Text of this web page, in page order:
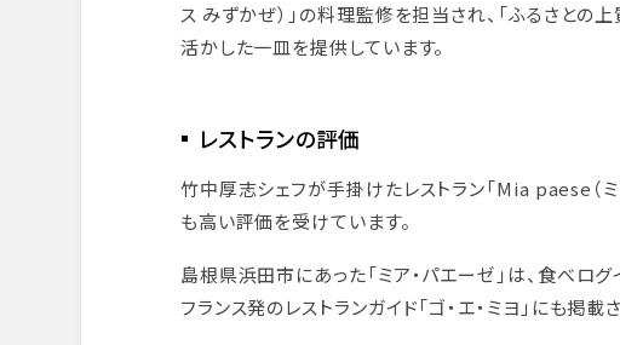
ス みずかぜ）」の料理監修を担当され、「ふるさとの
活かした一皿を提供しています。
レストランの評価
竹中厚志シェフが手掛けたレストラン「Mia paese（ミ
も高い評価を受けています。
島根県浜田市にあった「ミア・パエーゼ」は、食べロ
フランス発のレストランガイド「ゴ・エ・ミヨ」にも掲載